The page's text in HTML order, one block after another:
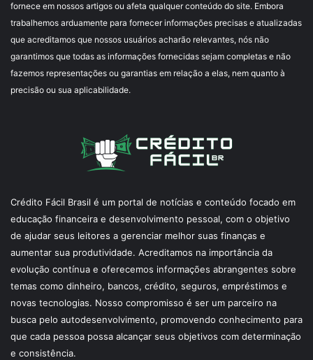
fornece em nossos artigos ou afeta qualquer conteúdo do site. Embora
trabalhemos arduamente para fornecer informações precisas e atualizadas
que acreditamos que nossos usuários acharão relevantes, nós não
garantimos que todas as informações fornecidas sejam completas e não
fazemos representações ou garantias em relação a elas, nem quanto à
precisão ou sua aplicabilidade.
Crédito Fácil Brasil é um portal de notícias e conteúdo focado em
educação financeira e desenvolvimento pessoal, com o objetivo
de ajudar seus leitores a gerenciar melhor suas finanças e
aumentar sua produtividade. Acreditamos na importância da
evolução contínua e oferecemos informações abrangentes sobre
temas como dinheiro, bancos, crédito, seguros, empréstimos e
novas tecnologias. Nosso compromisso é ser um parceiro na
busca pelo autodesenvolvimento, promovendo conhecimento para
que cada pessoa possa alcançar seus objetivos com determinação
e consistência.